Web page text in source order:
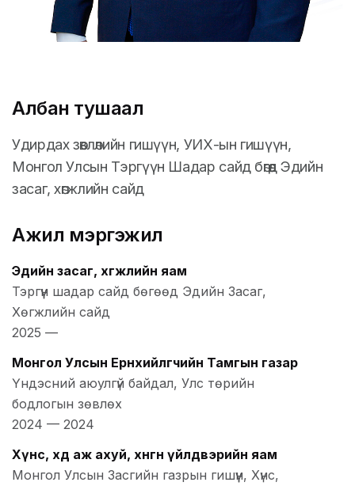
Албан тушаал
Удирдах зөвлөлийн гишүүн, УИХ-ын гишүүн,
Монгол Улсын Тэргүүн Шадар сайд бөгөөд Эдийн
засаг, хөгжлийн сайд
Ажил мэргэжил
Эдийн засаг, хөгжлийн яам
Тэргүүн шадар сайд бөгөөд Эдийн Засаг,
Хөгжлийн сайд
2025 —
Монгол Улсын Ерөнхийлөгчийн Тамгын газар
Үндэсний аюулгүй байдал, Улс төрийн
бодлогын зөвлөх
2024 — 2024
Хүнс, хөдөө аж ахуй, хөнгөн үйлдвэрийн яам
Монгол Улсын Засгийн газрын гишүүн, Хүнс,